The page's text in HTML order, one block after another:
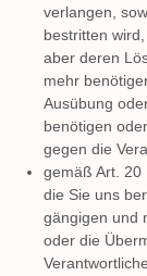
verlangen,
bestritten
aber deren
mehr
Ausübung
benötigen
gegen die
gemäß Art. 20
die Sie uns
gängigen und
oder die